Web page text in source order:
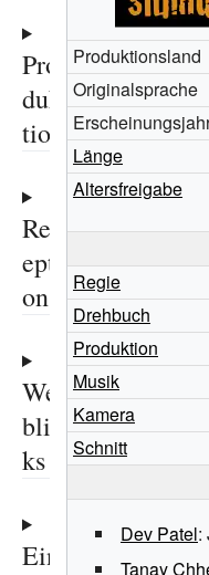
Produktionsland
Originalsprache
Länge
Altersfreigabe
Regie
Drehbuch
Produktion
Musik
Kamera
Schnitt
Dev Patel:
Tanay
Pro
duk
tion
Rez
epti
on
We
blin
ks
Ein